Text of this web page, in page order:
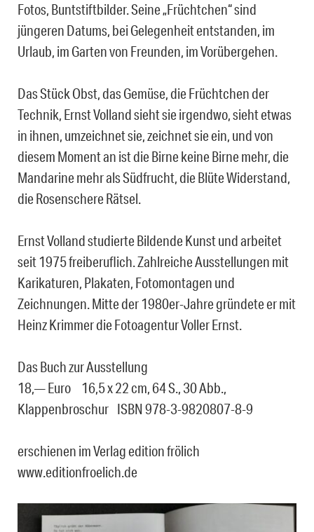
Fotos, Buntstiftbilder. Seine „Früchtchen“ sind
jüngeren Datums, bei Gelegenheit entstanden, im
Urlaub, im Garten von Freunden, im Vorübergehen.
Das Stück Obst, das Gemüse, die Früchtchen der
Technik, Ernst Volland sieht sie irgendwo, sieht etwas
in ihnen, umzeichnet sie, zeichnet sie ein, und von
diesem Moment an ist die Birne keine Birne mehr, die
Mandarine mehr als Südfrucht, die Blüte Widerstand,
die Rosenschere Rätsel.
Ernst Volland studierte Bildende Kunst und arbeitet
seit 1975 freiberuflich. Zahlreiche Ausstellungen mit
Karikaturen, Plakaten, Fotomontagen und
Zeichnungen. Mitte der 1980er-Jahre gründete er mit
Heinz Krimmer die Fotoagentur Voller Ernst.
Das Buch zur Ausstellung
18,— Euro 16,5 x 22 cm, 64 S., 30 Abb.,
Klappenbroschur ISBN 978-3-9820807-8-9
erschienen im Verlag edition frölich
www.editionfroelich.de